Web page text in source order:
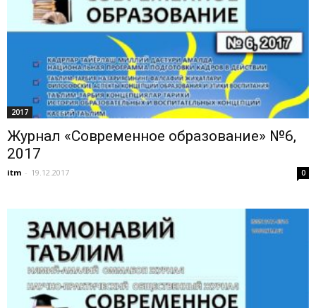
2017
Журнал «Современное образование» №6,
2017
itm - 19.12.2017 0